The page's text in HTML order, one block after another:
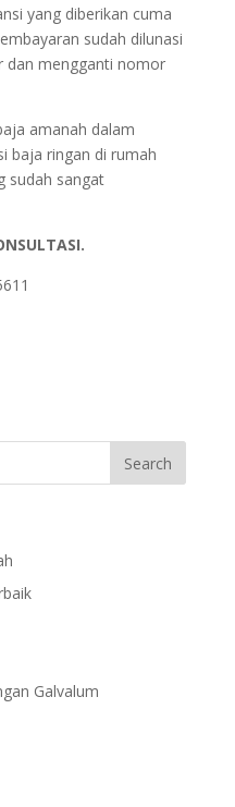
yang diberikan cuma
sudah dilunasi
dan mengganti nomor
amanah dalam
baja ringan di rumah
sudah sangat
Galvalum